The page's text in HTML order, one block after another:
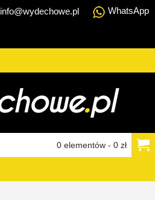
info@wydechowe.pl WhatsApp
0 elementów - 0 zł